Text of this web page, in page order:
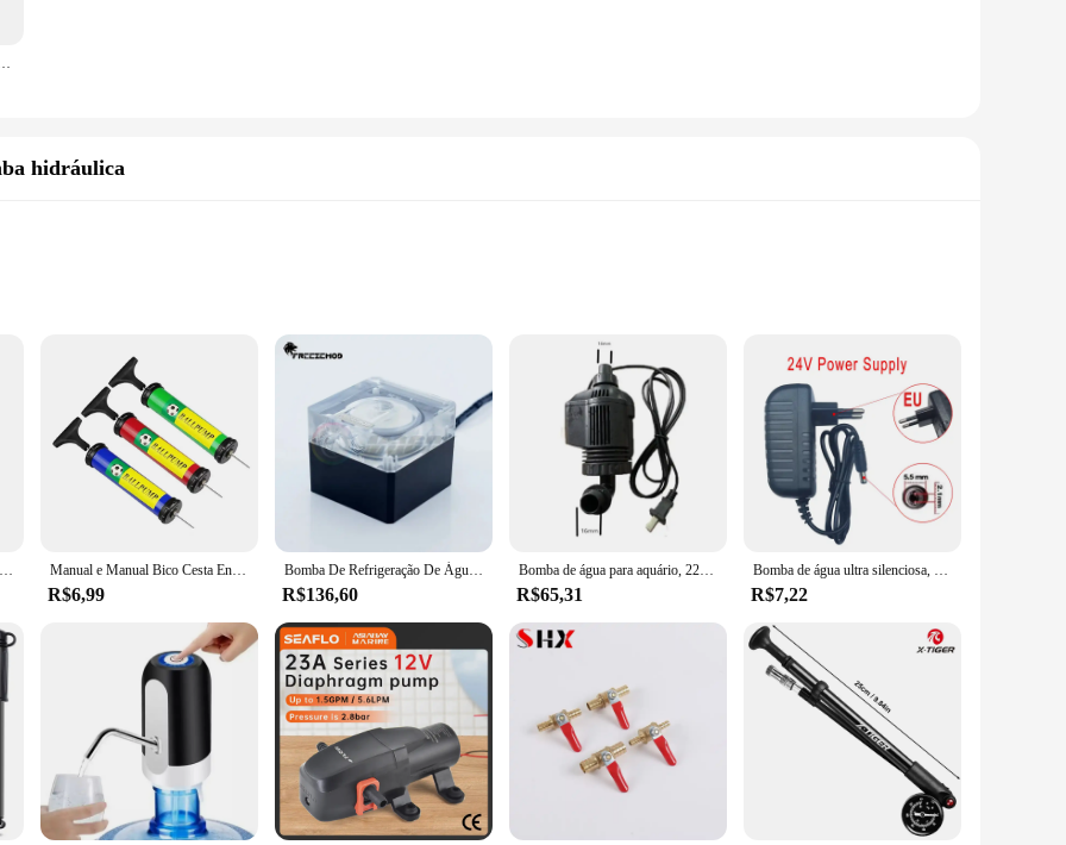
USB recarregável, balde, amplamente compatível
hidráulica
Installation
steel, ensuring a robust and durable construction that withstands the rigors of industrial environments. Its compact design makes it an
ensures reliable and consistent delivery of hydraulic fluids. Whether you're in the food and beverage, chemical, or
addition to your hydraulic accessories.
making it a convenient choice for both new and experienced users. It comes with all necessary components, ensuring a seamless setup
minimize downtime and keep your operations running smoothly. This electric dosing pump is a reliable choice for those who value
capabilities, making it suitable for a wide range of applications. Its precise control over fluid flow allows for accurate dosing, ensuring
dealing with viscous or thin fluids, this pump's performance remains unwavering, making it a valuable asset for vendors, suppliers, and
Basket Ball Bike Basket, Bomba Encher, PU, Futebol Manual e Manual Bico Cesta Encher, Bola De Futebol, Bola De Futebol
R$6,99
Bomba De Refrigeração De Água PC, PWM Silencioso, Regulação De Temperatura Inteligente, Fluxo 800L/H, PU-FS4M-J, Silencioso
R$136,60
Bomba de água para aquário, 220-240v 14w HW- 604 604b EW-604 604b, acessórios, cabeça da bomba, filtro externo, tanque de peixes 800l/h
R$65,31
Bomba de água ultra silenciosa, mini motor sem escova dc12v/24v, submersível, adaptador de bomba de água para aquário, fonte de lago para jardim de tanque de peixes
R$7,22